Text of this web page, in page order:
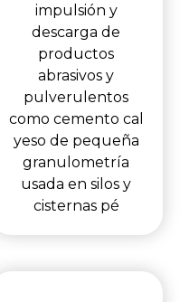
impulsión y
descarga de
productos
abrasivos y
pulverulentos
como cemento cal
yeso de pequeña
granulometría
usada en silos y
cisternas pé